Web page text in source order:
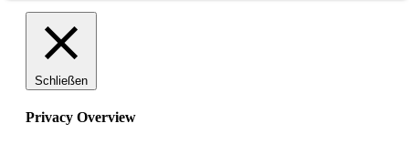
Schließen
Privacy Overview